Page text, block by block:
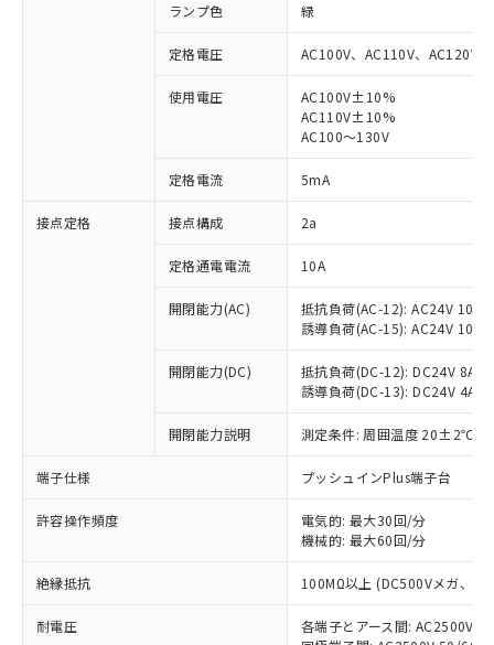
ランプ色 緑
定格電圧 AC100V、AC110V、AC120V
使用電圧
AC100V±10%
AC110V±10%
AC100～130V
定格電流 5mA
接点定格 接点構成 2a
定格通電電流 10A
開閉能力(AC)
抵抗負荷(AC-12): AC24V 10A/
誘導負荷(AC-15): AC24V
開閉能力(DC)
抵抗負荷(DC-12): DC24V 8A/
誘導負荷(DC-13): DC24V 4A/
開閉能力説明 測定条件: 周囲温度 20±2℃、
端子仕様 プッシュインPlus端子台
許容操作頻度
電気的: 最大30回/分
機械的: 最大60回/分
絶縁抵抗 100MΩ以上 (DC500Vメガ、点
耐電圧
各端子とアース間: AC2500V
ご利用条件
以下の条件をお読みいただき、同意のうえ
本サービスは、当社制御機器事業取扱
商品の当社在庫状況および標準価格
(税抜)を提供させていただくもので
当社制御機器事業取扱商品の中には、
本サービスの対象外となる商品もある
ことをご了承ください。
在庫状況および標準価格照会結果は、
記載している更新日時点での社内デー
タに基づき作成されるものであり、閲
準価格とは異なる場合があることをご
対応済み：EU RoHS指令（10物質）の
非含有に対応した製品が提供可能な商品で
対応予定：EU RoHS指令（10物質）の非含
有に対応した製品に切り替える予定のある
対応予定なし：EU RoHS指令（10物質）の
非含有に非対応の商品で、対応品を出す予
調査・確認中：EU RoHS指令（10物質）の
非含有の対応状況を調査中または確認中の
非該当品：ライセンス料など無形物で、有
害物質有無と関係のない商品です。
仕入先様の事情により、非含有部品として
いたものが、含有品と判明した場合などや
むを得ず変更することがあります。
*EU RoHS指令（10物質）：
鉛(Pb) 1000ppm以下、 水銀(Hg) 1000ppm以下、 カド
六価クロム(Cr(Ⅵ)) 1000ppm以下、ポリ臭化ビフェニル
「○」：最大均質材料含有率が中国RoHSの
基準値以下であることを示します。
「×」：最大均質材料含有率が中国RoHSの
基準値を超えていることを示します。
「－」：未確認です。当社販売部門へお問
当社は、これら貴社製品のうち、外国
為替および外国貿易法に定める商品
（以下｢規制貨物等」という）を輸出
または国外への提供する場合は、日本
国政府の輸出許可(または役務取引許
可)を取得するなどの必要な手続きを